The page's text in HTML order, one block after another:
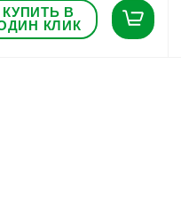
КУПИТЬ В
КЛИК